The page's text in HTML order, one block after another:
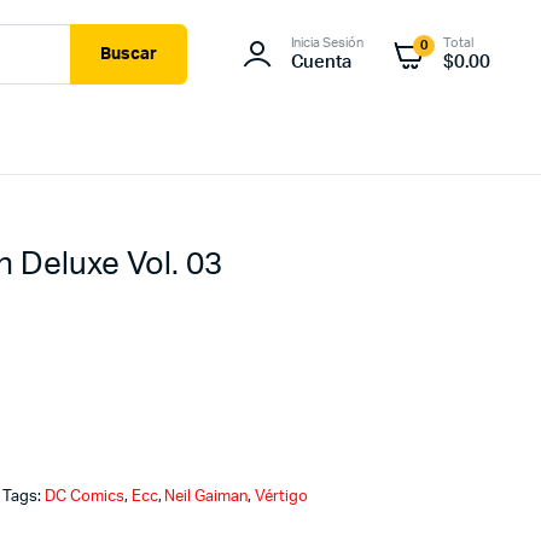
Buscar
Inicia Sesión
Cuenta
0 Total
$0.00
Deluxe Vol. 03
Tags: DC Comics, Ecc, Neil Gaiman,Vértigo